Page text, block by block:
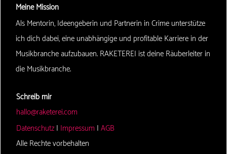
Meine Mission
Als Mentorin, Ideengeberin und Partnerin in Crime unterstütze
ich dich dabei, eine unabhängige und profitable Karriere in der
Musikbranche aufzubauen. RAKETEREI ist deine Räuberleiter in
die Musikbranche.
Schreib mir
hallo@raketerei.com
Datenschutz | Impressum | AGB
Alle Rechte vorbehalten